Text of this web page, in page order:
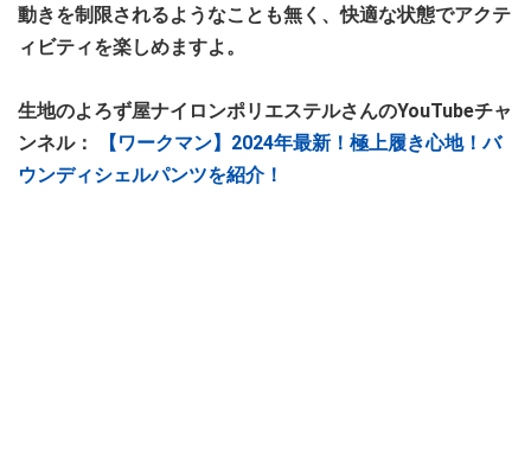
動きを制限されるようなことも無く、快適な状態でアクテ
ィビティを楽しめますよ。
生地のよろず屋ナイロンポリエステルさんのYouTubeチャ
ンネル：
【ワークマン】2024年最新！極上履き心地！バ
ウンディシェルパンツを紹介！